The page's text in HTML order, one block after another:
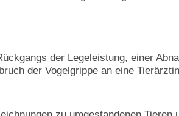
der Legeleistung, einer
der Vogelgrippe an eine